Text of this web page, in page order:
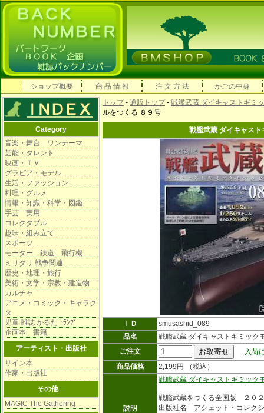
ショップ概要 商 品 情 報 注 文 方 法 かごの中身
Category
音楽・舞台 ワンテーマ
芸能・タレント
映画・ＴＶ
グラビア・モデル
生活・ファッション
料理・グルメ
情報・知識・科学・図鑑
手芸 実用
コレクタブル
趣味・組み立て
スポーツ
モーター 鉄道 飛行機
ミリタリ 戦争関連
歴史・地理・旅行
美術・文学・宗教・建造物
カルチャ
アニメ・コミック・キャラク
タ
児童 雑誌 かるた ﾄﾗﾝﾌﾟ
企画本 書籍
アーティスト・出版社
サイン本
作家・出版社
その他
MAGIC The Gathering
トップ- 通販トップ- 戦艦武蔵 ダイキャストギミ
ルをつくる ８９号
戦艦武蔵 ダイキャス
ＩＤ
smusashid_089
品名
戦艦武蔵 ダイキャストギミック
ご注文
入荷
商品価格
2,199円 （税込）
説明
戦艦武蔵 ダイキャストギミック
戦艦武蔵をつくる全国版 ２０
出版社名 アシェット・コレク